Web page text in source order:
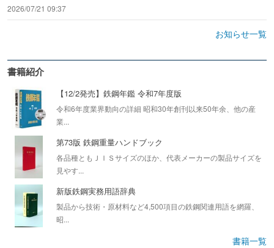
2026/07/21 09:37
お知らせ一覧
書籍紹介
【12/2発売】鉄鋼年鑑 令和7年度版
令和6年度業界動向の詳細 昭和30年創刊以来50年余、他の産
業...
第73版 鉄鋼重量ハンドブック
各品種ともＪＩＳサイズのほか、代表メーカーの製品サイズを
見やす...
新版鉄鋼実務用語辞典
製品から技術・原材料など4,500項目の鉄鋼関連用語を網羅、
昭...
書籍一覧